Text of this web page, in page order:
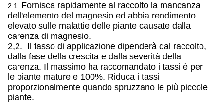
2.1. Fornisca rapidamente al raccolto la mancanza
dell'elemento del magnesio ed abbia rendimento
elevato sulle malattie delle piante causate dalla
carenza di magnesio.
2,2. Il tasso di applicazione dipenderà dal raccolto,
dalla fase della crescita e dalla severità della
carenza. Il massimo ha raccomandato i tassi è per
le piante mature e 100%. Riduca i tassi
proporzionalmente quando spruzzano le più piccole
piante.